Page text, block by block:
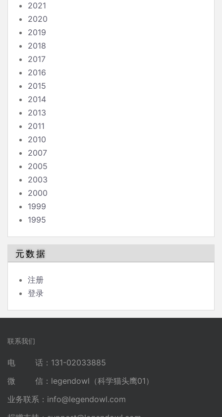
2021
2020
2019
2018
2017
2016
2015
2014
2013
2011
2010
2007
2005
2003
2000
1999
1995
元数据
注册
登录
联系我们
电 话：131-02033885
微 信：legendowl（科学猫头鹰01）
业务联系： info@legendowl.com